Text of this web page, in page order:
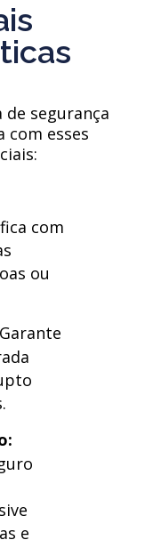
de segurança
com esses
com
ou
Garante
e